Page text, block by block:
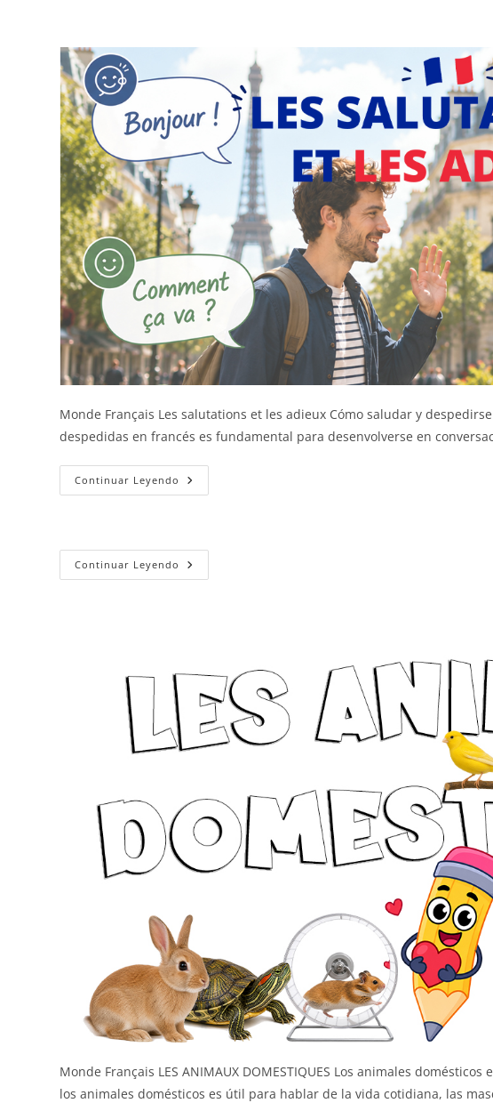
Monde Français Les salutations et les adieux Cómo saludar y
despedidas en francés es fundamental para desenvolverse en
Continuar Leyendo Saludos
Y
Continuar Leyendo Los
Animales
Monde Français LES ANIMAUX DOMESTIQUES Los animales
los animales domésticos es útil para hablar de la vida cotidiana, las